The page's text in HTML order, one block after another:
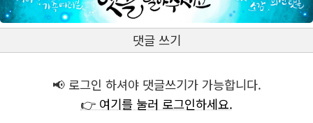
댓글 쓰기
📢 로그인 하셔야 댓글쓰기가 가능합니다.
👉 여기를 눌러 로그인하세요.